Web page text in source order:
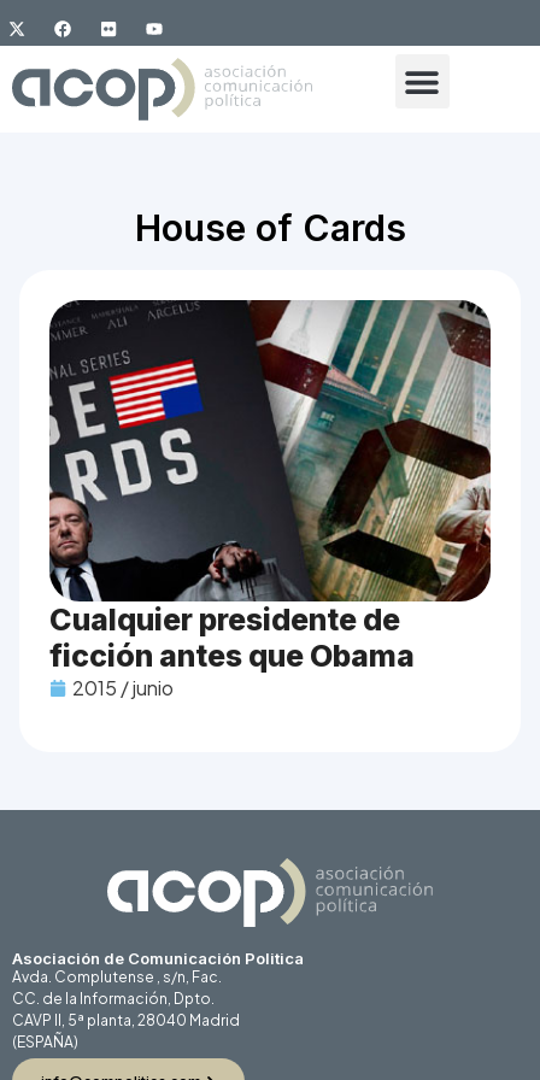
House of Cards
Cualquier presidente de
ficción antes que Obama
2015 / junio
Asociación de Comunicación Politica
Avda. Complutense , s/n, Fac.
CC. de la Información, Dpto.
CAVP II, 5ª planta, 28040 Madrid
(ESPAÑA)